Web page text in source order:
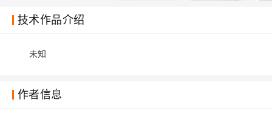
技术作品介绍
未知
作者信息